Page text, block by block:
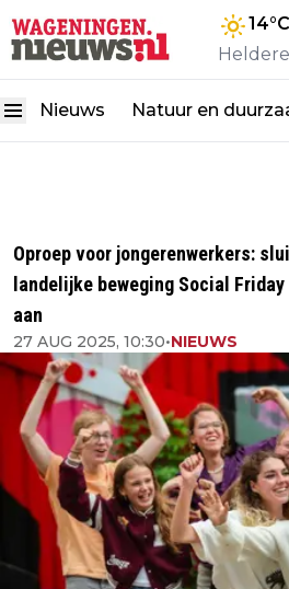
14°C
Nieuws Natuur en
Oproep voor jongerenwerkers:
landelijke beweging Social
aan
27 AUG 2025, 10:30•NIEUWS